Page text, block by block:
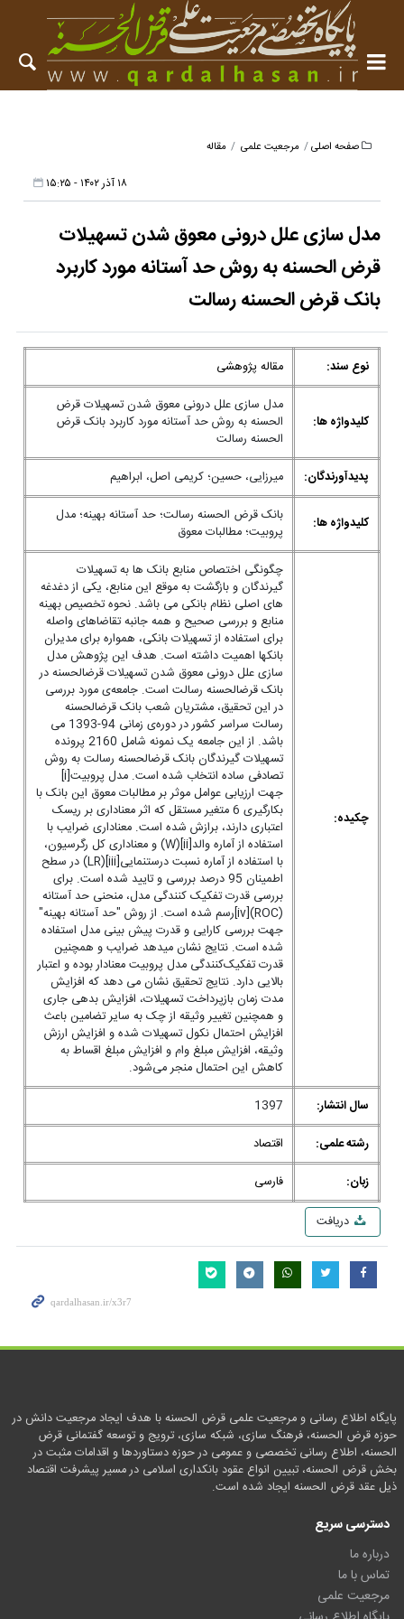
صفحه اصلی مرجعیت علمی مقاله
۱۸ آذر ۱۴۰۲ - ۱۵:۲۵
مدل سازی علل درونی معوق شدن تسهیلات
قرض الحسنه به روش حد آستانه مورد کاربرد
بانک قرض الحسنه رسالت
نوع سند: مقاله پژوهشی
کلیدواژه ها:
مدل سازی علل درونی معوق شدن تسهیلات قرض
الحسنه به روش حد آستانه مورد کاربرد بانک قرض
الحسنه رسالت
پدیدآورندگان:
میرزایی، حسین؛ کریمی اصل، ابراهیم
کلیدواژه ها:
بانک قرض الحسنه رسالت؛ حد آستانه بهینه؛ مدل
پروبیت؛ مطالبات معوق
چکیده:
چگونگی اختصاص منابع بانک ها به تسهیلات
گیرندگان و بازگشت به موقع این منابع، یکی از دغدغه
های اصلی نظام بانکی می باشد. نحوه تخصیص بهینه
منابع و بررسی صحیح و همه جانبه تقاضاهای واصله
برای استفاده از تسهیلات بانکی، همواره برای مدیران
بانک­ها اهمیت داشته است. هدف این پژوهش مدل
سازی علل درونی معوق شدن تسهیلات قرض­الحسنه در
بانک قرض­الحسنه رسالت است. جامعه‌ی مورد بررسی
در این تحقیق، مشتریان شعب بانک قرض­الحسنه
رسالت سراسر کشور در دوره‌ی زمانی 94-1393 می
باشد. از این جامعه یک نمونه‌ شامل 2160 پرونده
تسهیلات گیرندگان بانک قرض­الحسنه رسالت به روش
تصادفی ساده انتخاب شده است. مدل پروبیت[i]
جهت ارزیابی عوامل موثر بر مطالبات معوق این بانک با
بکارگیری 6 متغیر مستقل که اثر معناداری بر ریسک
اعتباری دارند، برازش شده است. معناداری ضرایب با
استفاده از آماره والد[ii](W) و معناداری کل رگرسیون،
با استفاده از آماره نسبت درستنمایی[iii](LR) در سطح
اطمینان 95 درصد بررسی و تایید شده است. برای
بررسی قدرت تفکیک کنندگی مدل، منحنی حد آستانه
(ROC)[iv]رسم شده است. از روش "حد آستانه بهینه"
جهت بررسی کارایی و قدرت پیش بینی مدل استفاده
شده است. نتایج نشان می­دهد ضرایب و همچنین
قدرت تفکیک‌کنندگی مدل پروبیت معنادار بوده و اعتبار
بالایی دارد. نتایج تحقیق نشان می دهد که افزایش
مدت زمان بازپرداخت تسهیلات، افزایش بدهی جاری
و همچنین تغییر وثیقه از چک به سایر تضامین باعث
افزایش احتمال نکول تسهیلات شده و افزایش ارزش
وثیقه، افزایش مبلغ وام و افزایش مبلغ اقساط به
کاهش این احتمال منجر می‌شود.
سال انتشار:
1397
رشته علمی:
اقتصاد
زبان:
فارسی
دریافت
پایگاه اطلاع رسانی و مرجعیت علمی قرض الحسنه با هدف ایجاد مرجعیت دانش در
حوزه قرض الحسنه، فرهنگ سازی، شبکه سازی، ترویج و توسعه گفتمانی قرض
الحسنه، اطلاع رسانی تخصصی و عمومی در حوزه دستاوردها و اقدامات مثبت در
بخش قرض الحسنه، تبیین انواع عقود بانکداری اسلامی در مسیر پیشرفت اقتصاد
ذیل عقد قرض الحسنه ایجاد شده است.
دسترسی سریع
درباره ما
تماس با ما
مرجعیت علمی